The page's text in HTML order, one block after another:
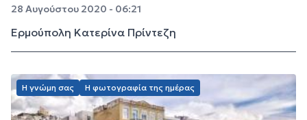
28 Αυγούστου 2020 - 06:21
Ερμούπολη Κατερίνα Πρίντεζη
Η γνώμη σας Η φωτογραφία της ημέρας